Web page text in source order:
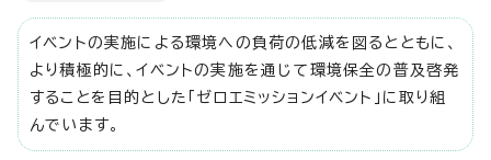
イベントの実施による環境への負荷の低減を図るとともに、
より積極的に、イベントの実施を通じて環境保全の普及啓発
することを目的とした「ゼロエミッションイベント」に取り組
んでいます。